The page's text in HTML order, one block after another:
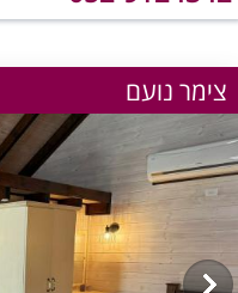
צימר נועם